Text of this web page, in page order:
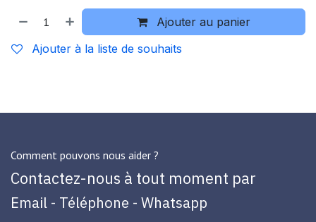
Ajouter au panier
Ajouter à la liste de souhaits
Comment pouvons nous aider ?
Contactez-nous à tout moment par
Email - Téléphone - Whatsapp